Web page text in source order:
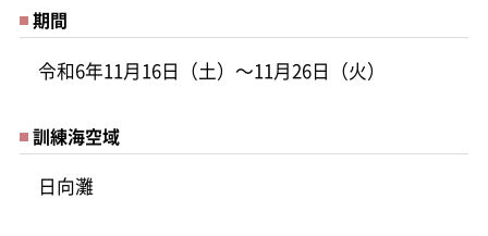
期間
令和6年11月16日（土）～11月26日（火）
訓練海空域
日向灘